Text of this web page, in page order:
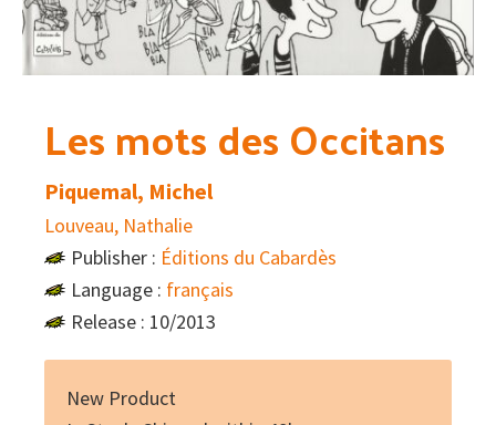
Les mots des Occitans
Piquemal, Michel
Louveau, Nathalie
Publisher : Éditions du Cabardès
Language : français
Release : 10/2013
New Product